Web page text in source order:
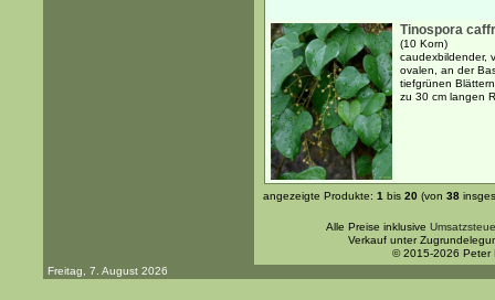
Tinospora
(10 Korn)
caudexbildender,
ovalen, an der
tiefgrünen
zu 30 cm langen
angezeigte Produkte: 1 bis 20 (von 38
Alle Preise inklusive
Verkauf unter
© 2015-2026 Peter
Freitag, 7. August 2026